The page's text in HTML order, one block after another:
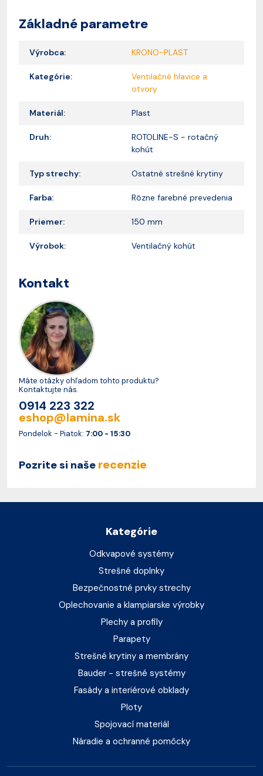
Základné parametre
Výrobca: KRONO-PLAST
Kategórie:
Ventilačné hlavice a
otvory
Materiál: Plast
Druh:
ROTOLINE-S - rotačný
kohút
Typ strechy: Ostatné strešné krytiny
Farba: Rôzne farebné prevedenia
Priemer: 150 mm
Výrobok: Ventilačný kohút
Kontakt
Máte otázky ohľadom tohto produktu?
Kontaktujte nás.
0914 223 322
eshop@lamina.sk
Pondelok - Piatok: 7:00 - 15:30
Pozrite si naše recenzie
Kategórie
Odkvapové systémy
Strešné doplnky
Bezpečnostné prvky strechy
Oplechovanie a klampiarske výrobky
Plechy a profily
Parapety
Strešné krytiny a membrány
Bauder - strešné systémy
Fasády a interiérové obklady
Ploty
Spojovací materiál
Náradie a ochranné pomôcky